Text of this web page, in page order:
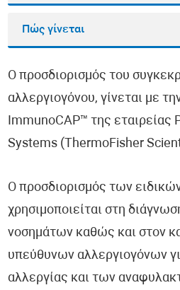
Πώς γίνεται
Ο προσδιορισμός του
αλλεργιογόνου, γίνεται με
ImmunoCAP™ της εταιρείας
Systems (ThermoFisher
Ο προσδιορισμός των
χρησιμοποιείται στη
νοσημάτων καθώς και στον
υπεύθυνων αλλεργιογόνων
αλλεργίας και των